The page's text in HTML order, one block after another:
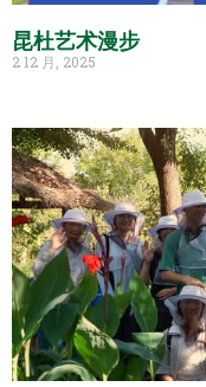
昆杜艺术漫步
2 12 月, 2025